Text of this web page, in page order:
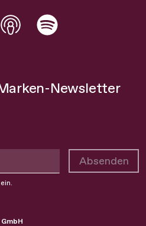
Newsletter
Absenden